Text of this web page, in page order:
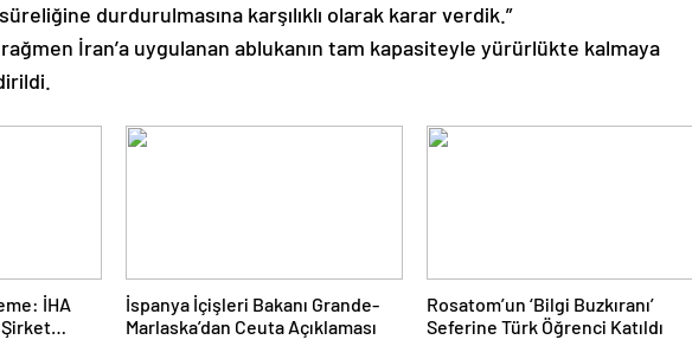
durdurulmasına karşılıklı olarak karar verdik.”
İran’a uygulanan ablukanın tam kapasiteyle yürürlükte kalmaya
İHA
Şirket
İspanya İçişleri Bakanı Grande-
Marlaska’dan Ceuta Açıklaması
Rosatom’un ‘Bilgi Buzkıranı’
Seferine Türk Öğrenci Katıldı